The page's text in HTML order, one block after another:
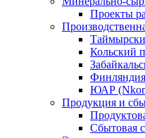
Проекты
Кольский
Финляндия
ЮАР
Продукция и
Сбытовая